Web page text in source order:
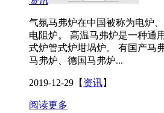
气氛马弗炉在中国被称为电炉
电阻炉。 高温马弗炉是一种通
式炉管式炉坩埚炉。 有国产马
马弗炉、德国马弗炉...
2019-12-29 【 资讯】
阅读更多